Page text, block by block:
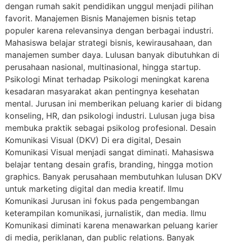
dengan rumah sakit pendidikan unggul menjadi pilihan
favorit. Manajemen Bisnis Manajemen bisnis tetap
populer karena relevansinya dengan berbagai industri.
Mahasiswa belajar strategi bisnis, kewirausahaan, dan
manajemen sumber daya. Lulusan banyak dibutuhkan di
perusahaan nasional, multinasional, hingga startup.
Psikologi Minat terhadap Psikologi meningkat karena
kesadaran masyarakat akan pentingnya kesehatan
mental. Jurusan ini memberikan peluang karier di bidang
konseling, HR, dan psikologi industri. Lulusan juga bisa
membuka praktik sebagai psikolog profesional. Desain
Komunikasi Visual (DKV) Di era digital, Desain
Komunikasi Visual menjadi sangat diminati. Mahasiswa
belajar tentang desain grafis, branding, hingga motion
graphics. Banyak perusahaan membutuhkan lulusan DKV
untuk marketing digital dan media kreatif. Ilmu
Komunikasi Jurusan ini fokus pada pengembangan
keterampilan komunikasi, jurnalistik, dan media. Ilmu
Komunikasi diminati karena menawarkan peluang karier
di media, periklanan, dan public relations. Banyak